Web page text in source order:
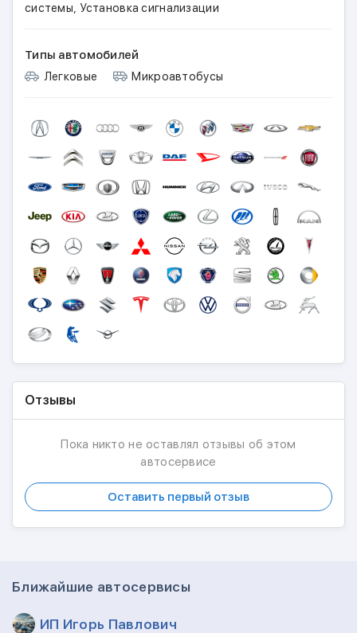
системы, Установка сигнализации
Типы автомобилей
Легковые Микроавтобусы
Отзывы
Пока никто не оставлял отзывы об этом
автосервисе
Оставить первый отзыв
Ближайшие автосервисы
ИП Игорь Павлович